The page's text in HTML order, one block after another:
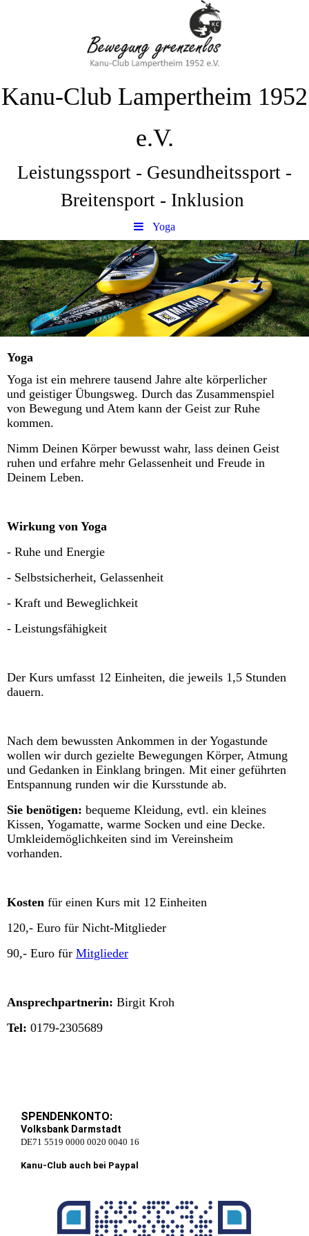
Kanu-Club Lampertheim 1952
e.V.
Leistungssport - Gesundheitssport -
Breitensport - Inklusion
Yoga
Yoga
Yoga ist ein mehrere tausend Jahre alte körperlicher
und geistiger Übungsweg. Durch das Zusammenspiel
von Bewegung und Atem kann der Geist zur Ruhe
kommen.
Nimm Deinen Körper bewusst wahr, lass deinen Geist
ruhen und erfahre mehr Gelassenheit und Freude in
Deinem Leben.
Wirkung von Yoga
- Ruhe und Energie
- Selbstsicherheit, Gelassenheit
- Kraft und Beweglichkeit
- Leistungsfähigkeit
Der Kurs umfasst 12 Einheiten, die jeweils 1,5 Stunden
dauern.
Nach dem bewussten Ankommen in der Yogastunde
wollen wir durch gezielte Bewegungen Körper, Atmung
und Gedanken in Einklang bringen. Mit einer geführten
Entspannung runden wir die Kursstunde ab.
Sie benötigen: bequeme Kleidung, evtl. ein kleines
Kissen, Yogamatte, warme Socken und eine Decke.
Umkleidemöglichkeiten sind im Vereinsheim
vorhanden.
Kosten für einen Kurs mit 12 Einheiten
120,- Euro für Nicht-Mitglieder
90,- Euro für Mitglieder
Ansprechpartnerin: Birgit Kroh
Tel: 0179-2305689
SPENDENKONTO:
Volksbank Darmstadt
DE71 5519 0000 0020 0040 16
Kanu-Club auch bei Paypal